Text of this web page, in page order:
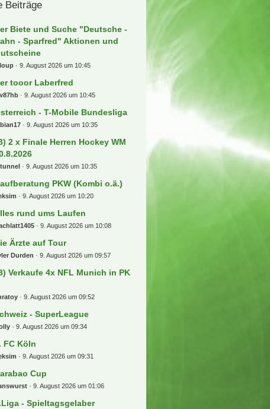
Beiträge
Biete und Suche "Deutsche -
- Sparfred" Aktionen und
9. August 2026 um 10:45
tooor Laberfred
9. August 2026 um 10:45
- T-Mobile Bundesliga
9. August 2026 um 10:35
2 x Finale Herren Hockey WM
9. August 2026 um 10:35
PKW (Kombi o.ä.)
9. August 2026 um 10:20
rund ums Laufen
9. August 2026 um 10:08
Ärzte auf Tour
Durden 9. August 2026 um 09:57
Verkaufe 4x NFL Munich in PK
9. August 2026 um 09:52
- SuperLeague
9. August 2026 um 09:34
FC Köln
9. August 2026 um 09:31
Cup
9. August 2026 um 01:06
- Spieltagsgelaber